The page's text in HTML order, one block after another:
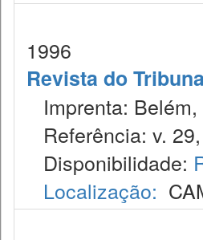
1996
Revista do
Imprenta: Belém,
Referência: v.
Disponibilidade:
Localização: